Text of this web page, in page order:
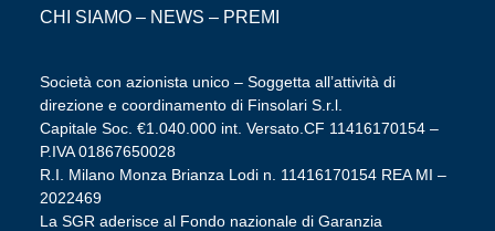
CHI SIAMO – NEWS – PREMI
Società con azionista unico – Soggetta all’attività di
direzione e coordinamento di Finsolari S.r.l.
Capitale Soc. €1.040.000 int. Versato.CF 11416170154 –
P.IVA 01867650028
R.I. Milano Monza Brianza Lodi n. 11416170154 REA MI –
2022469
La SGR aderisce al Fondo nazionale di Garanzia